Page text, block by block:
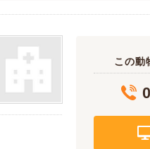
この動